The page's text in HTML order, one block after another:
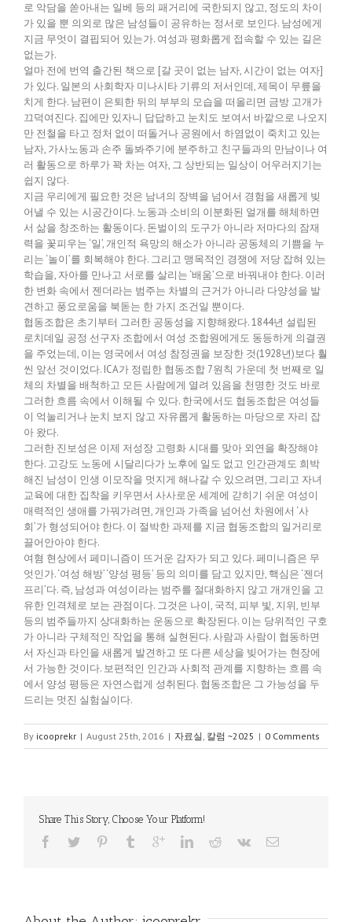
로 악담을 쏟아내는 일베 등의 패거리에 국한되지 않고, 정도의 차이
가 있을 뿐 의외로 많은 남성들이 공유하는 정서로 보인다. 남성에게
지금 무엇이 결핍되어 있는가. 여성과 평화롭게 접속할 수 있는 길은
없는가.
얼마 전에 번역 출간된 책으로 [갈 곳이 없는 남자, 시간이 없는 여자]
가 있다. 일본의 사회학자 미나시타 기류의 저서인데, 제목이 무릎을
치게 한다. 남편이 은퇴한 뒤의 부부의 모습을 떠올리면 금방 고개가
끄덕여진다. 집에만 있자니 답답하고 눈치도 보여서 바깥으로 나오지
만 전철을 타고 정처 없이 떠돌거나 공원에서 하염없이 죽치고 있는
남자, 가사노동과 손주 돌봐주기에 분주하고 친구들과의 만남이나 여
러 활동으로 하루가 꽉 차는 여자, 그 상반되는 일상이 어우러지기는
쉽지 않다.
지금 우리에게 필요한 것은 남녀의 장벽을 넘어서 경험을 새롭게 빚
어낼 수 있는 시공간이다. 노동과 소비의 이분화된 얼개를 해체하면
서 삶을 창조하는 활동이다. 돈벌이의 도구가 아니라 저마다의 잠재
력을 꽃피우는 ‘일’, 개인적 욕망의 해소가 아니라 공동체의 기쁨을 누
리는 ‘놀이’를 회복해야 한다. 그리고 맹목적인 경쟁에 저당 잡혀 있는
학습을, 자아를 만나고 서로를 살리는 ‘배움’으로 바꿔내야 한다. 이러
한 변화 속에서 젠더라는 범주는 차별의 근거가 아니라 다양성을 발
견하고 풍요로움을 북돋는 한 가지 조건일 뿐이다.
협동조합은 초기부터 그러한 공동성을 지향해왔다. 1844년 설립된
로치데일 공정 선구자 조합에서 여성 조합원에게도 동등하게 의결권
을 주었는데, 이는 영국에서 여성 참정권을 보장한 것(1928년)보다 훨
씬 앞선 것이었다. ICA가 정립한 협동조합 7원칙 가운데 첫 번째로 일
체의 차별을 배척하고 모든 사람에게 열려 있음을 천명한 것도 바로
그러한 흐름 속에서 이해될 수 있다. 한국에서도 협동조합은 여성들
이 억눌리거나 눈치 보지 않고 자유롭게 활동하는 마당으로 자리 잡
아 왔다.
그러한 진보성은 이제 저성장 고령화 시대를 맞아 외연을 확장해야
한다. 고강도 노동에 시달리다가 노후에 일도 없고 인간관계도 희박
해진 남성이 인생 이모작을 멋지게 해나갈 수 있으려면, 그리고 자녀
교육에 대한 집착을 키우면서 사사로운 세계에 갇히기 쉬운 여성이
매력적인 생애를 가꿔가려면, 개인과 가족을 넘어선 차원에서 ‘사
회’가 형성되어야 한다. 이 절박한 과제를 지금 협동조합의 일거리로
끌어안아야 한다.
여혐 현상에서 페미니즘이 뜨거운 감자가 되고 있다. 페미니즘은 무
엇인가. ‘여성 해방’ ‘양성 평등’ 등의 의미를 담고 있지만, 핵심은 ‘젠더
프리’다. 즉, 남성과 여성이라는 범주를 절대화하지 않고 개개인을 고
유한 인격체로 보는 관점이다. 그것은 나이, 국적, 피부 빛, 지위, 빈부
등의 범주들까지 상대화하는 운동으로 확장된다. 이는 당위적인 구호
가 아니라 구체적인 작업을 통해 실현된다. 사람과 사람이 협동하면
서 자신과 타인을 새롭게 발견하고 또 다른 세상을 빚어가는 현장에
서 가능한 것이다. 보편적인 인간과 사회적 관계를 지향하는 흐름 속
에서 양성 평등은 자연스럽게 성취된다. 협동조합은 그 가능성을 두
드리는 멋진 실험실이다.
By icooprekr | August 25th, 2016 | 자료실, 칼럼 ~2025 | 0 Comments
Share This Story, Choose Your Platform!